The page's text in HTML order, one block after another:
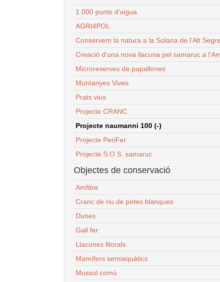
1.000 punts d'aigua
AGRI4POL
Conservem la natura a la Solana de l'Alt
Creació d'una nova llacuna pel samaruc a
Microreserves de papallones
Muntanyes Vives
Prats vius
Projecte CRANC
Projecte naumanni 100 (-)
Projecte PeriFer
Projecte S.O.S. samaruc
Objectes de conservació
Amfibis
Cranc de riu de potes blanques
Dunes
Gall fer
Llacunes litorals
Mamífers semiaquàtics
Mussol comú